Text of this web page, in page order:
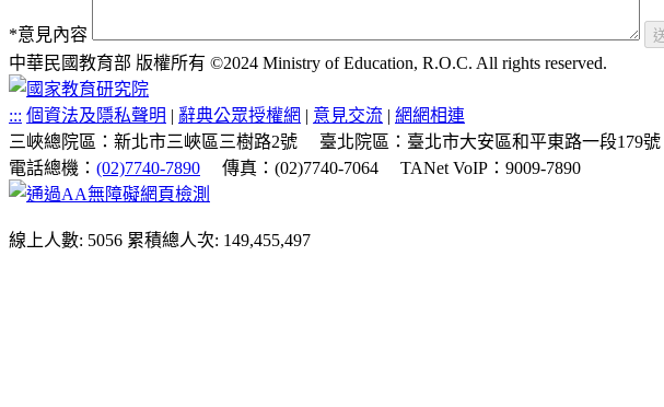
*意見內容
中華民國教育部 版權所有 ©2024 Ministry of Education, R.O.C. All rights reserved.
::: 個資法及隱私聲明 | 辭典公眾授權網 | 意見交流 | 網網相連
三峽總院區：新北市三峽區三樹路2號
臺北院區：臺北市大安區和平東路一段179號
電話總機： (02)7740-7890 傳真：(02)7740-7064 TANet VoIP：9009-7890
線上人數: 5056 累積總人次: 149,455,497